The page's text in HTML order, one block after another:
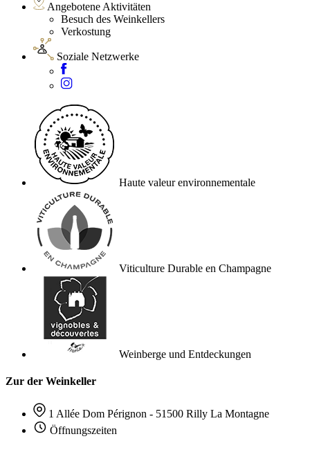
Angebotene Aktivitäten
Besuch des Weinkellers
Verkostung
Soziale Netzwerke
Haute valeur environnementale
Viticulture Durable en Champagne
Weinberge und Entdeckungen
Zur der Weinkeller
1 Allée Dom Pérignon - 51500 Rilly La Montagne
Öffnungszeiten